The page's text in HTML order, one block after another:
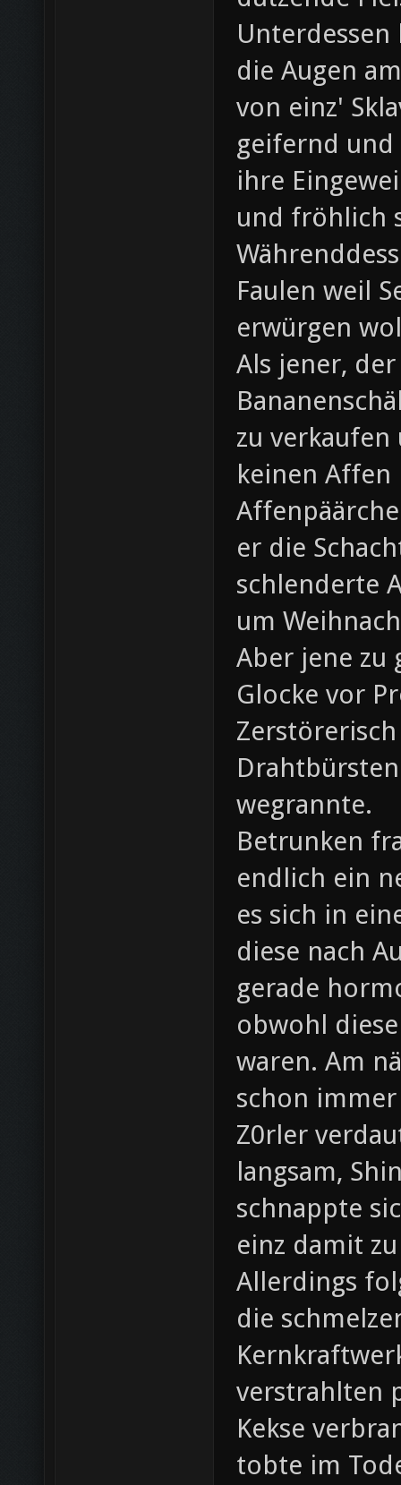
die Augen
von einz'
geifernd und
ihre
und fröhlich
Faulen weil
erwürgen
Als jener,
zu
keinen Affen
er die
schlenderte
um
Aber jene zu
Glocke vor
wegrannte.
Betrunken
endlich ein
es sich in
diese nach
gerade
obwohl
waren. Am
schon
Z0rler
langsam,
schnappte
einz damit
Allerdings
die
verstrahlten
Kekse
tobte im